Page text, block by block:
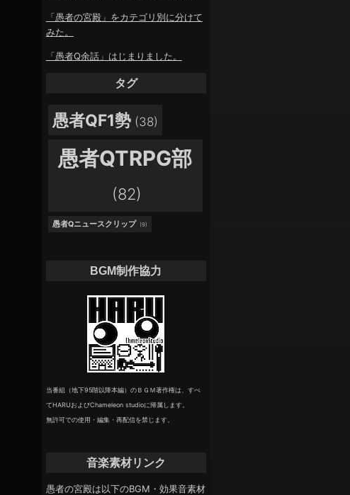
「愚者の宮殿」をカテゴリ別に分けて
みた。
「愚者Q余話」はじまりました。
タグ
愚者QF1勢 (38)
愚者QTRPG部
(82)
愚者Qニュースクリップ (9)
BGM制作協力
当番組（地下95階以降本編）のＢＧＭ著作権は、すべ
てHARUおよびChameleon studioに帰属します。
無許可での使用・編集・再配信を禁じます。
音楽素材リンク
愚者の宮殿は以下のBGM・効果音素材